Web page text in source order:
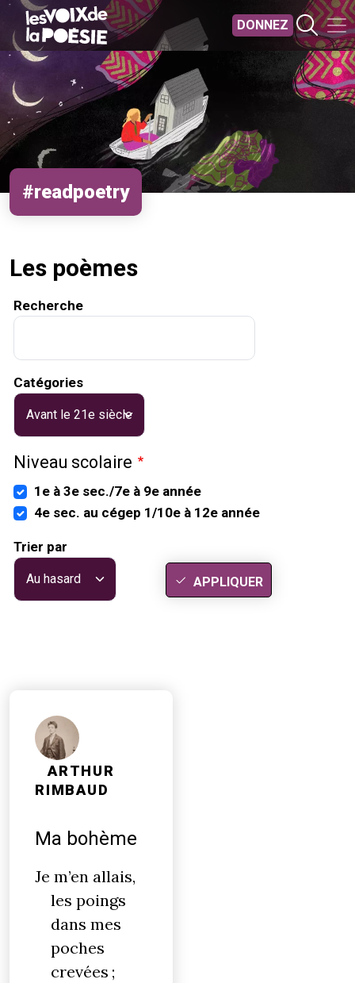
Aller au contenu principal
DONNEZ
#readpoetry
Les poèmes
Recherche
Catégories
Niveau scolaire
1e à 3e sec./7e à 9e année
4e sec. au cégep 1/10e à 12e année
Trier par
APPLIQUER
ARTHUR
RIMBAUD
Ma bohème
Je m’en allais,
les poings
dans mes
poches
crevées ;